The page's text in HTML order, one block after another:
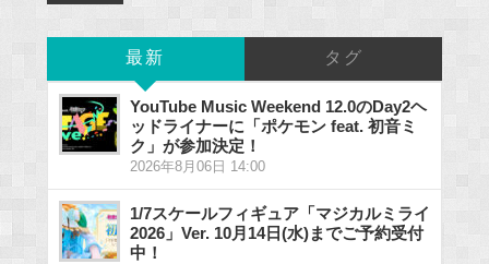
最新 タグ
YouTube Music Weekend 12.0のDay2ヘ
ッドライナーに「ポケモン feat. 初音ミ
ク」が参加決定！
2026年8月06日 14:00
1/7スケールフィギュア「マジカルミライ
2026」Ver. 10月14日(水)までご予約受付
中！